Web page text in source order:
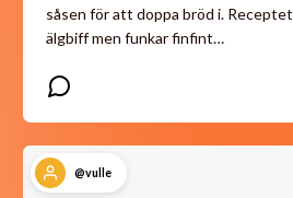
såsen för att doppa bröd i.
älgbiff men funkar finfint…
@vulle